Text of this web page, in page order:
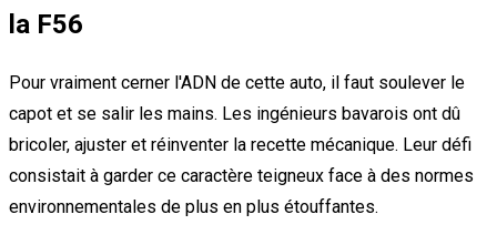
la F56
Pour vraiment cerner l'ADN de cette auto, il faut soulever le
capot et se salir les mains. Les ingénieurs bavarois ont dû
bricoler, ajuster et réinventer la recette mécanique. Leur défi
consistait à garder ce caractère teigneux face à des normes
environnementales de plus en plus étouffantes.